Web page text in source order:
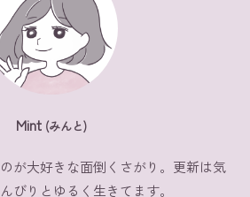
Mint (みんと)
が大好きな面倒くさがり。更新は気
びりとゆるく生きてます。